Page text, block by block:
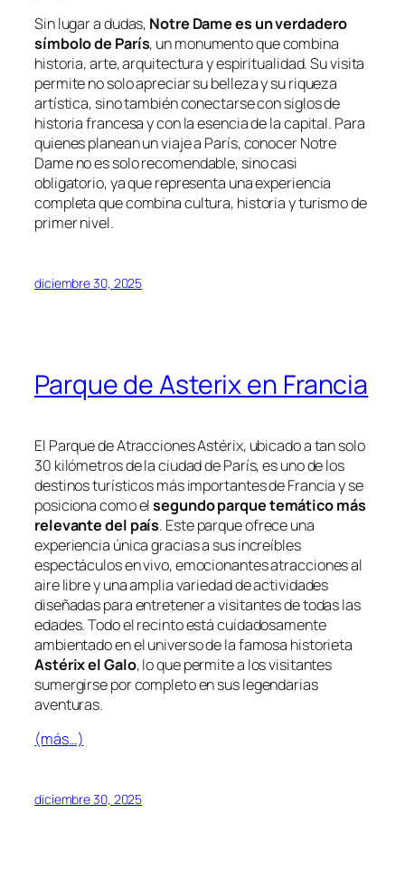
Sin lugar a dudas, Notre Dame es un verdadero
símbolo de París, un monumento que combina
historia, arte, arquitectura y espiritualidad. Su visita
permite no solo apreciar su belleza y su riqueza
artística, sino también conectarse con siglos de
historia francesa y con la esencia de la capital. Para
quienes planean un viaje a París, conocer Notre
Dame no es solo recomendable, sino casi
obligatorio, ya que representa una experiencia
completa que combina cultura, historia y turismo de
primer nivel.
diciembre 30, 2025
Parque de Asterix en Francia
El Parque de Atracciones Astérix, ubicado a tan solo
30 kilómetros de la ciudad de París, es uno de los
destinos turísticos más importantes de Francia y se
posiciona como elsegundo parque temático más
relevante del país. Este parque ofrece una
experiencia única gracias a sus increíbles
espectáculos en vivo, emocionantes atracciones al
aire libre y una amplia variedad de actividades
diseñadas para entretener a visitantes de todas las
edades. Todo el recinto está cuidadosamente
ambientado en el universo de la famosa historieta
Astérix el Galo, lo que permite a los visitantes
sumergirse por completo en sus legendarias
aventuras.
(más…)
diciembre 30, 2025